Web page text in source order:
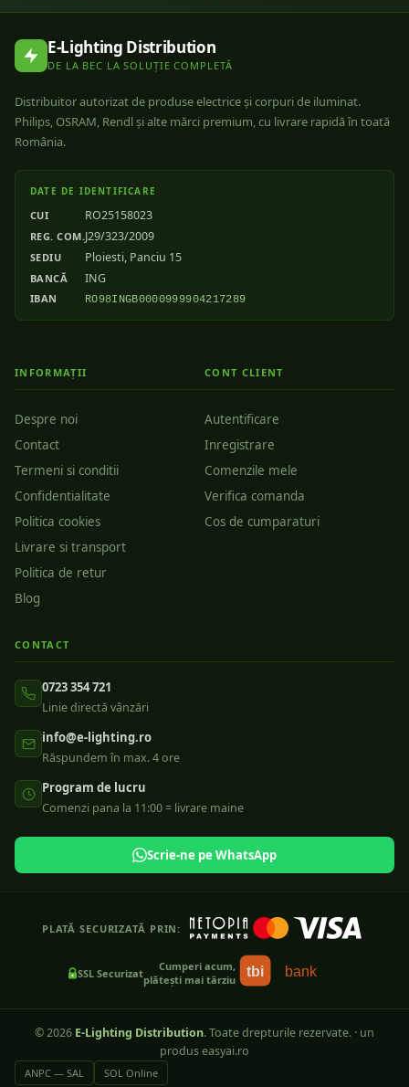
E-Lighting Distribution
DE LA BEC LA SOLUȚIE COMPLETĂ
Distribuitor autorizat de produse electrice și corpuri de iluminat.
Philips, OSRAM, Rendl și alte mărci premium, cu livrare rapidă în toată
România.
DATE DE IDENTIFICARE
CUI RO25158023
REG. COM.J29/323/2009
SEDIU Ploiesti, Panciu 15
BANCĂ ING
IBAN RO98INGB0000999904217289
INFORMAȚII
Despre noi
Contact
Termeni si conditii
Confidentialitate
Politica cookies
Livrare si transport
Politica de retur
Blog
CONT CLIENT
Autentificare
Inregistrare
Comenzile mele
Verifica comanda
Cos de cumparaturi
CONTACT
0723 354 721
Linie directă vânzări
info@e-lighting.ro
Răspundem în max. 4 ore
Program de lucru
Comenzi pana la 11:00 = livrare maine
Scrie-ne pe WhatsApp
PLATĂ SECURIZATĂ PRIN:
SSL Securizat
Cumperi acum,
plătești mai târziu
tbi bank
©2026 E-Lighting Distribution. Toate drepturile rezervate. · un
produs easyai.ro
ANPC — SAL SOL Online